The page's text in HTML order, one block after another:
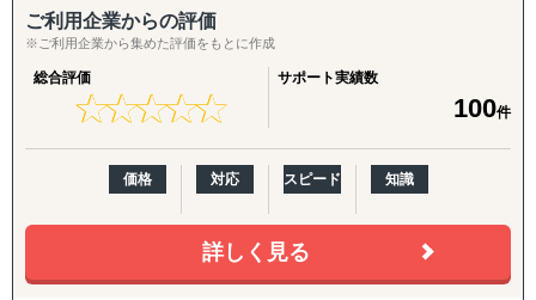
「公開情報が少ないニッチな市場を細かい粒度で分析した
い」
「現地の消費者ニーズや嗜好が理解できない」
「競合他社の動向や市場内でのポジショニング戦略が定ま
らない」
「法規制、税制、輸入関税などの複雑な規制を把握するの
が難しい」
「効果的なマーケティング戦略や販売チャネルを見つけ出
せない」
「現地でのビジネスパートナー探しや信頼できるサプライ
ヤーの選定が困難」
ことが可能です。
■レインは現地のリサーチだけでなく、海外視察のプラニ
ングからビジネスパートナーの発掘、
商談のコーディネートもサポート。海外進出においてあ
らゆる局面のニーズに対応した包括的な
ソリューションを提供しています。
【レインの特徴】
ご利用企業からの評価
※ご利用企業から集めた評価をもとに作成
総合評価
★★★★★
★★★★★
サポート実績数
100件
価格 対応 スピード 知識
詳しく見る